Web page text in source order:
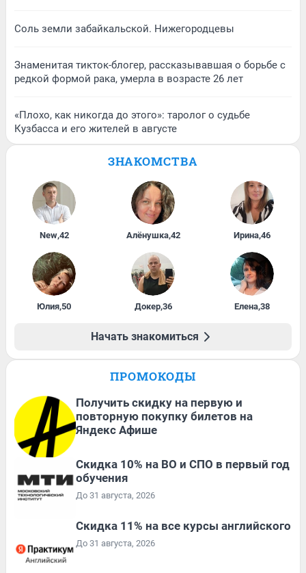
Соль земли забайкальской. Нижегородцевы
Знаменитая тикток-блогер, рассказывавшая о борьбе с
редкой формой рака, умерла в возрасте 26 лет
«Плохо, как никогда до этого»: таролог о судьбе
Кузбасса и его жителей в августе
ЗНАКОМСТВА
New,42 Алёнушка,42 Ирина,46
Юлия,50 Докер,36 Елена,38
Начать знакомиться
ПРОМОКОДЫ
Получить скидку на первую и
повторную покупку билетов на
Яндекс Афише
Скидка 10% на ВО и СПО в первый год
обучения
До 31 августа, 2026
Скидка 11% на все курсы английского
До 31 августа, 2026